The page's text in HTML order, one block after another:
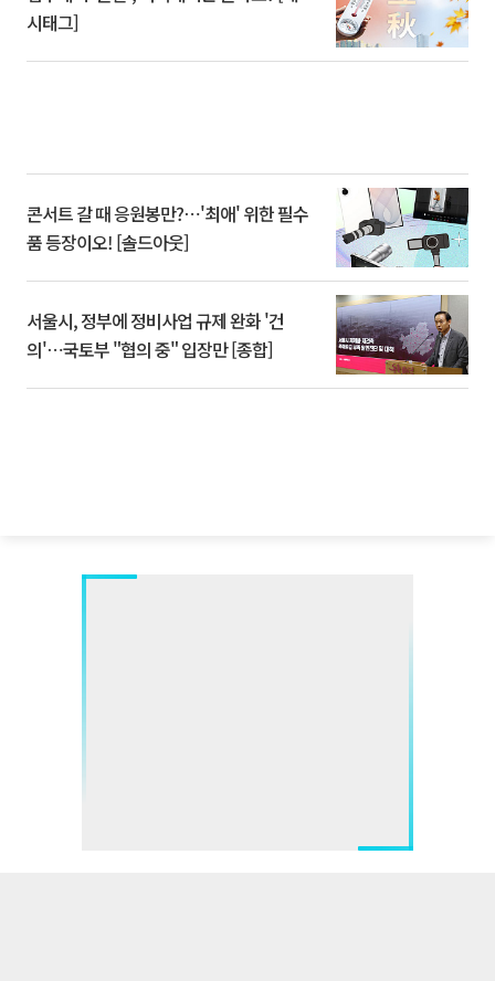
시태그]
콘서트 갈 때 응원봉만?⋯'최애' 위한 필수
품 등장이오! [솔드아웃]
서울시, 정부에 정비사업 규제 완화 '건
의'⋯국토부 "협의 중" 입장만 [종합]